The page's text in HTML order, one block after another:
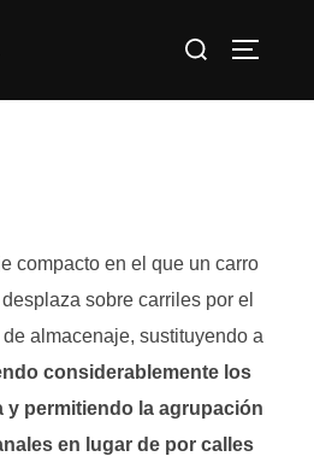
Buscar:
compacto en el que un carro
sobre carriles por el
almacenaje, sustituyendo a
considerablemente los
y permitiendo la agrupación
en lugar de por calles